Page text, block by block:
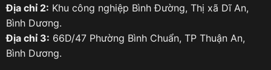
Địa chỉ 2: Khu công nghiệp Bình Đường, Thị xã Dĩ An,
Bình Dương.
Địa chỉ 3: 66D/47 Phường Bình Chuẩn, TP Thuận An,
Bình Dương.